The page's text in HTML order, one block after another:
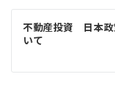
ビ
ゲ
ー
シ
不動産投資 日本政
いて